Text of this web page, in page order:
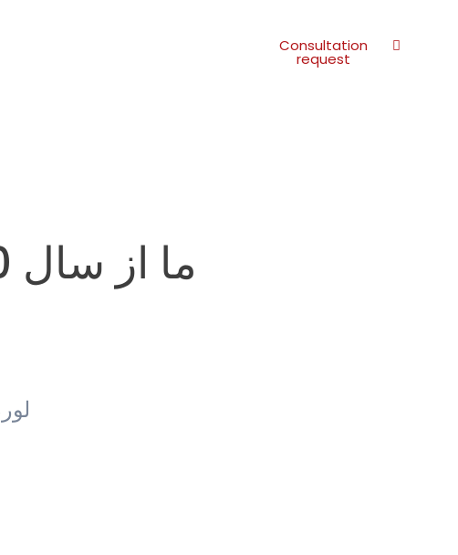
Consultation
request